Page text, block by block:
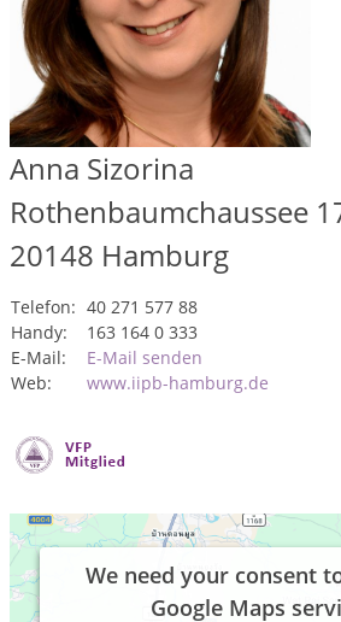
Anna Sizorina
Rothenbaumchaussee
20148 Hamburg
Telefon: 40 271 577 88
Handy:
163 164 0 333
E-Mail:
E-Mail senden
Web:
www.iipb-hamburg.de
We need your consent
Google Maps